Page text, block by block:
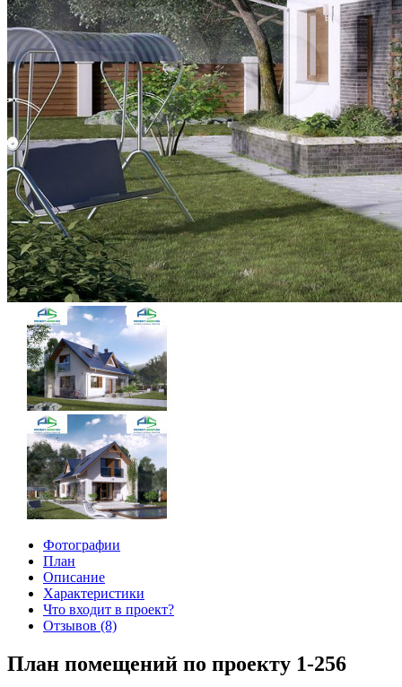
Фотографии
План
Описание
Характеристики
Что входит в проект?
Отзывов (8)
План помещений по проекту 1-256